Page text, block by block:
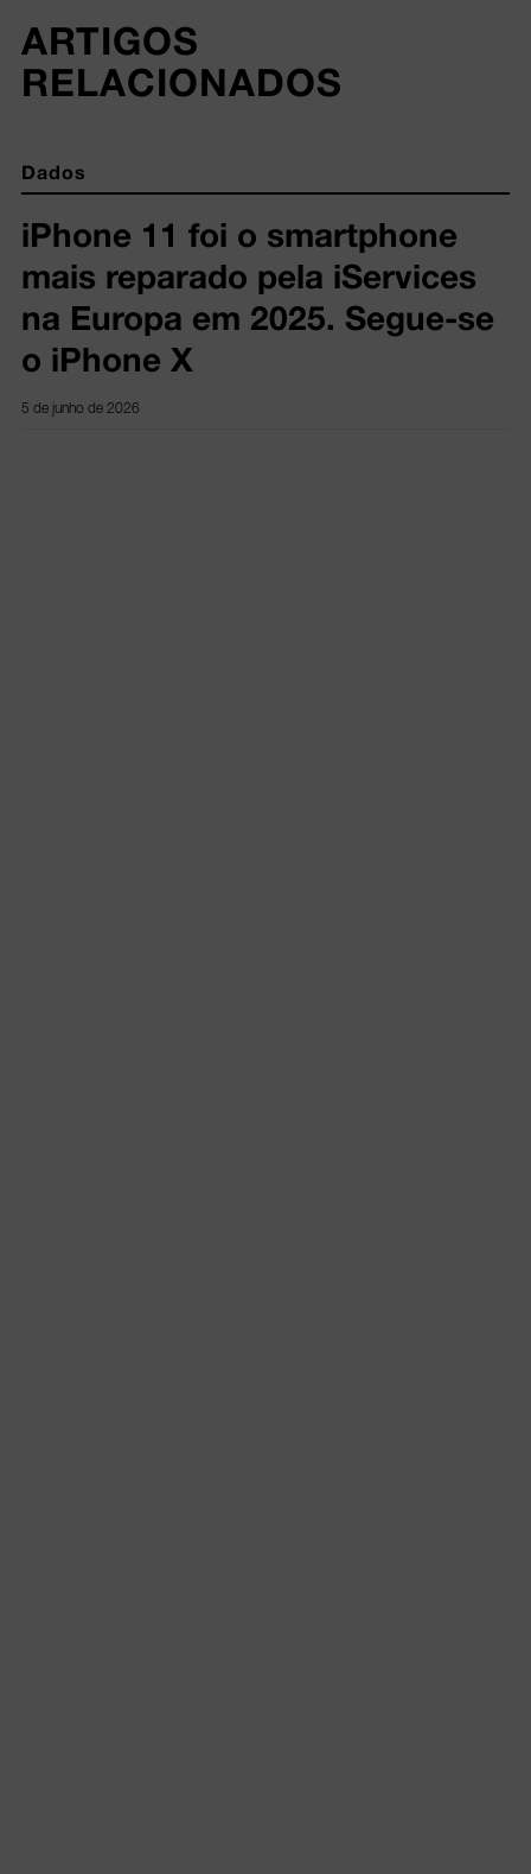
ARTIGOS
RELACIONADOS
Dados
iPhone 11 foi o smartphone
mais reparado pela iServices
na Europa em 2025. Segue-se
o iPhone X
5 de junho de 2026